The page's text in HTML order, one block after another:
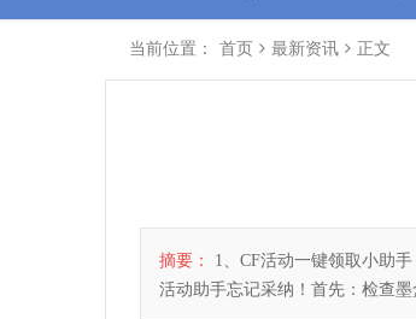
当前位置： 首页 最新资讯 正文
摘要：
1、CF活动一键领取小助
活动助手忘记采纳！首先：检查